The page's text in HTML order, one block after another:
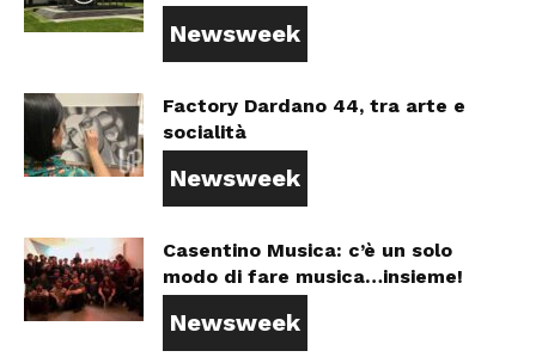
Newsweek
Factory Dardano 44, tra arte e
socialità
Newsweek
Casentino Musica: c’è un solo
modo di fare musica…insieme!
Newsweek